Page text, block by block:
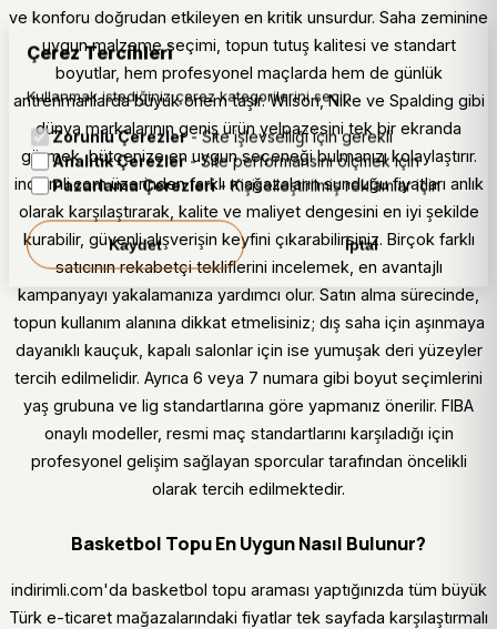
ve konforu doğrudan etkileyen en kritik unsurdur. Saha zeminine
uygun malzeme seçimi, topun tutuş kalitesi ve standart
boyutlar, hem profesyonel maçlarda hem de günlük
antrenmanlarda büyük önem taşır. Wilson, Nike ve Spalding gibi
dünya markalarının geniş ürün yelpazesini tek bir ekranda
görmek, bütçenize en uygun seçeneği bulmanızı kolaylaştırır.
indirimli.com üzerinden farklı mağazaların sunduğu fiyatları anlık
olarak karşılaştırarak, kalite ve maliyet dengesini en iyi şekilde
kurabilir, güvenli alışverişin keyfini çıkarabilirsiniz. Birçok farklı
satıcının rekabetçi tekliflerini incelemek, en avantajlı
kampanyayı yakalamanıza yardımcı olur. Satın alma sürecinde,
topun kullanım alanına dikkat etmelisiniz; dış saha için aşınmaya
dayanıklı kauçuk, kapalı salonlar için ise yumuşak deri yüzeyler
tercih edilmelidir. Ayrıca 6 veya 7 numara gibi boyut seçimlerini
yaş grubuna ve lig standartlarına göre yapmanız önerilir. FIBA
onaylı modeller, resmi maç standartlarını karşıladığı için
profesyonel gelişim sağlayan sporcular tarafından öncelikli
olarak tercih edilmektedir.
Basketbol Topu En Uygun Nasıl Bulunur?
indirimli.com'da basketbol topu araması yaptığınızda tüm büyük
Türk e-ticaret mağazalarındaki fiyatlar tek sayfada karşılaştırmalı
Çerez Tercihleri
Kullanmak istediğiniz çerez kategorilerini seçin.
Zorunlu Çerezler- Site işlevselliği için gerekli
Analitik Çerezler- Site performansını ölçmek için
Pazarlama Çerezleri- Kişiselleştirilmiş reklamlar için
Kaydet İptal